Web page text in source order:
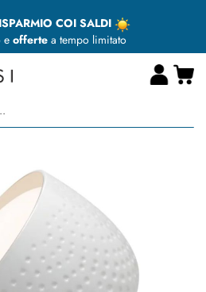
COI SALDI
e offertea tempo limitato